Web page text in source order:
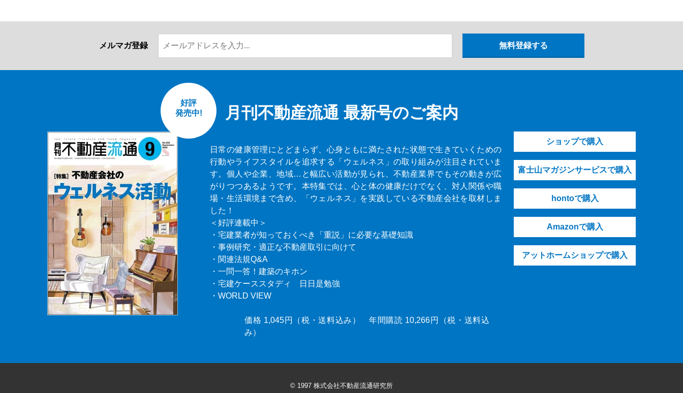
メルマガ登録
月刊不動産流通 最新号のご案内
好評
発売中!
日常の健康管理にとどまらず、心身ともに満たされた状態で生きていくための
行動やライフスタイルを追求する「ウェルネス」の取り組みが注目されていま
す。個人や企業、地域…と幅広い活動が見られ、不動産業界でもその動きが広
がりつつあるようです。本特集では、心と体の健康だけでなく、対人関係や職
場・生活環境まで含め、「ウェルネス」を実践している不動産会社を取材しま
した！
＜好評連載中＞
・宅建業者が知っておくべき「重説」に必要な基礎知識
・事例研究・適正な不動産取引に向けて
・関連法規Q&A
・一問一答！建築のキホン
・宅建ケーススタディ 日日是勉強
・WORLD VIEW
価格 1,045円（税・送料込み） 年間購読 10,266円（税・送料込
み）
ショップで購入
富士山マガジンサービスで購入
hontoで購入
Amazonで購入
アットホームショップで購入
© 1997 株式会社不動産流通研究所